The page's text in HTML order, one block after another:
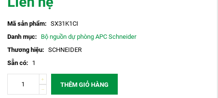
Mã sản phẩm: SX31K1CI
Danh mục:
Bộ nguồn dự phòng APC Schneider
Thương hiệu: SCHNEIDER
Sẵn có:
1
THÊM GIỎ HÀNG